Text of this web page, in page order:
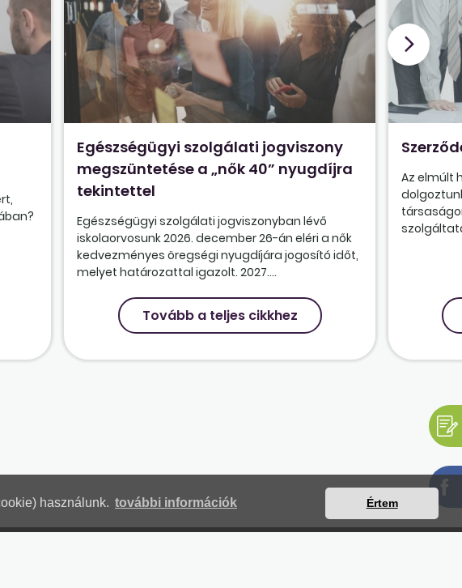
használunk. további információk Értem
Egészségügyi szolgálati jogviszony
megszüntetése a „nők 40” nyugdíjra
tekintettel
Egészségügyi szolgálati jogviszonyban lévő
iskolaorvosunk 2026. december 26-án eléri a nők
kedvezményes öregségi nyugdíjára jogosító időt,
melyet határozattal igazolt. 2027....
Tovább a teljes cikkhez
Az elmúlt